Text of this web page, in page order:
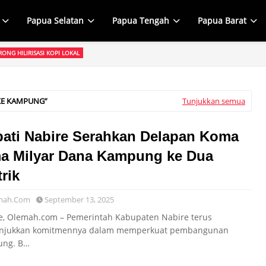
Papua Selatan Papua Tengah Papua Barat
dan HIPMI Yahukimo Perkuat Hilirisasi Kopi Arabika, Dorong Hasil Bumi
APBD 2025 DI DPRP
KAMPUNG Tunjukkan semua
Nabire Serahkan Delapan Koma
Milyar Dana Kampung ke Dua
September 13, 2025
Olemah.com – Pemerintah Kabupaten Nabire terus
komitmennya dalam memperkuat pembangunan
B…